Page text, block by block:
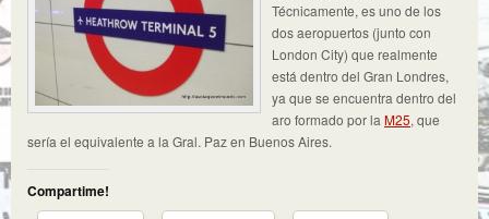
Técnicamente, es uno de los
dos aeropuertos (junto con
London City) que realmente
está dentro del Gran Londres,
ya que se encuentra dentro del
aro formado por la M25, que
sería el equivalente a la Gral. Paz en Buenos Aires.
Compartime!